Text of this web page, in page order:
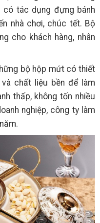
có tác dụng đựng bánh
nhà chơi, chúc tết. Bộ
cho khách hàng, nhân
bộ hộp mứt có thiết
chất liệu bền để làm
thấp, không tốn nhiều
nghiệp, công ty làm